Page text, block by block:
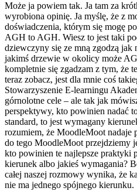
Może ja powiem tak. Ja tam za
wyrobiona opinię. Ja myślę, że z
doświadczenia, którym się mogę
AGH to AGH. Wiesz to jest taki
dziewczyny się ze mną zgodzą jak
jakimś drzewie w okolicy może
kompletnie się zgadzam z tym, że
teraz zobacz, jest dla mnie coś
Stowarzyszenie E-learningu
górnolotne cele – ale tak jak
perspektywy, kto powinien nadać
standard, to jest wymagany
rozumiem, że MoodleMoot
do tego MoodleMoot przejdziemy
kto powinien te najlepsze praktyki
kierunek albo jakieś wymagania?
całej naszej rozmowy wynika, że
nie ma jednego spójnego kierunku.